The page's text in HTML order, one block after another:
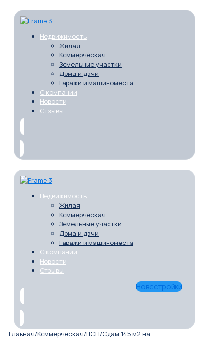
Недвижимость
Жилая
Коммерческая
Земельные участки
Дома и дачи
Гаражи и машиноместа
О компании
Новости
Отзывы
Недвижимость
Жилая
Коммерческая
Земельные участки
Дома и дачи
Гаражи и машиноместа
О компании
Новости
Отзывы
Новостройки
Главная/Коммерческая/ПСН/Сдам 145 м2 на